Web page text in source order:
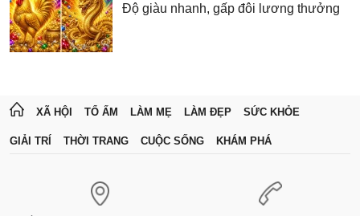
Độ giàu nhanh, gấp đôi lương thưởng
XÃ HỘI TỔ ẤM LÀM MẸ LÀM ĐẸP SỨC KHỎE
GIẢI TRÍ THỜI TRANG CUỘC SỐNG KHÁM PHÁ